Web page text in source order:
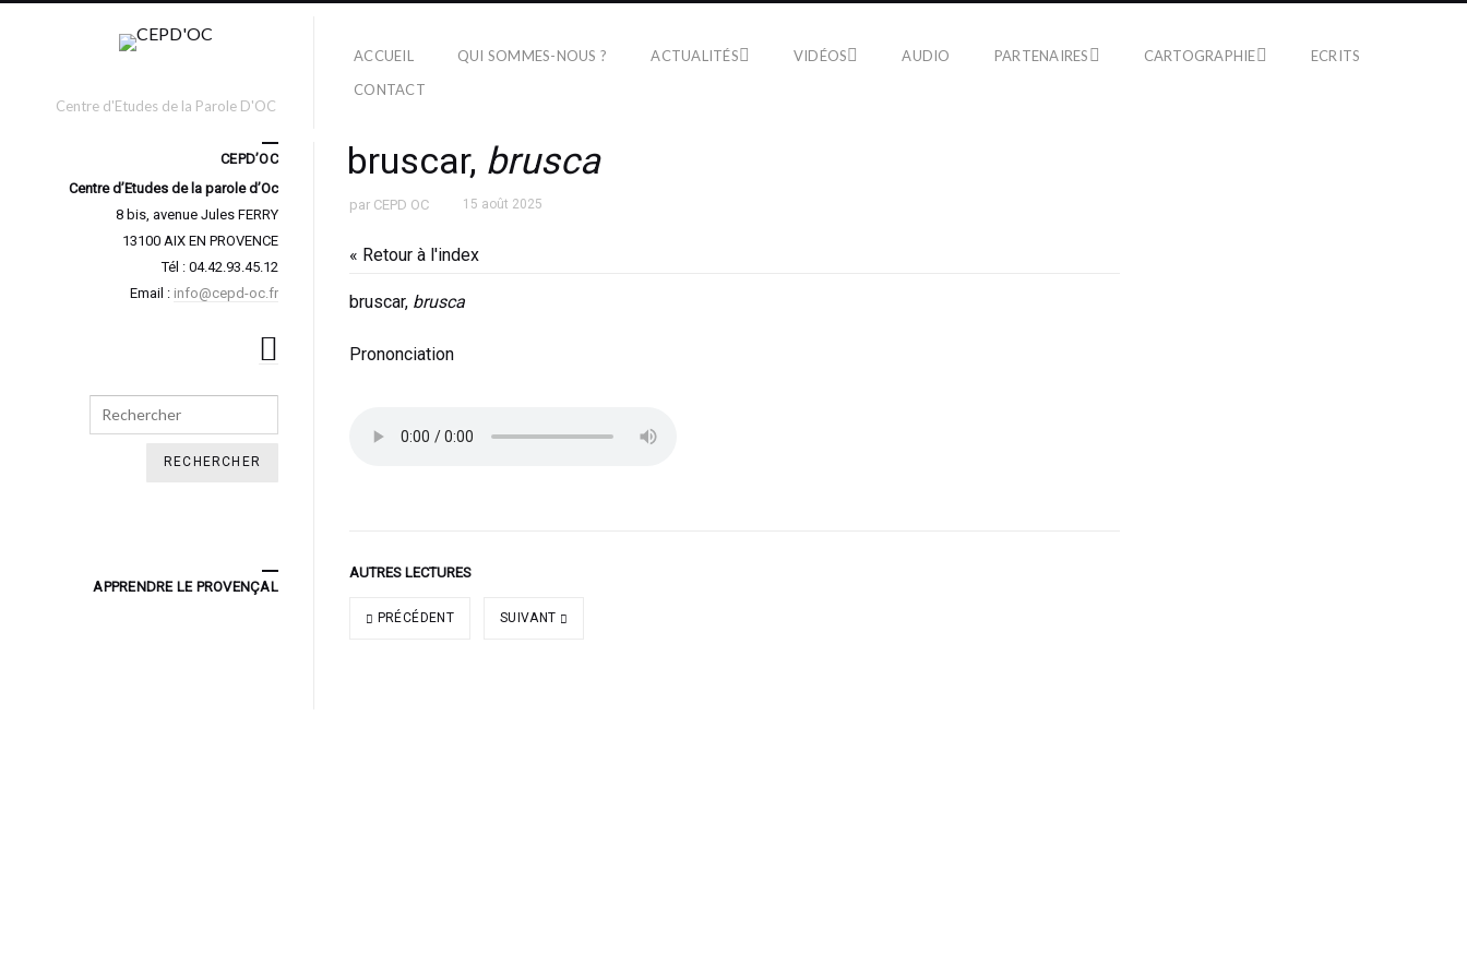
Centre d'Etudes de la Parole D'OC
ACCUEIL QUI SOMMES-NOUS ? ACTUALITÉS VIDÉOS AUDIO PARTENAIRES CARTOGRAPHIE
ECRITS
CONTACT
bruscar, brusca
par CEPD OC 15 août 2025
« Retour à l'index
bruscar, brusca
Prononciation
AUTRES LECTURES
PRÉCÉDENT SUIVANT
CEPD’OC
Centre d’Etudes de la parole d’Oc
8 bis, avenue Jules FERRY
13100 AIX EN PROVENCE
Tél : 04.42.93.45.12
Email : info@cepd-oc.fr
Search
APPRENDRE LE PROVENÇAL